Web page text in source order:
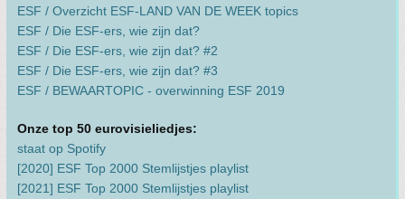
ESF / Overzicht ESF-LAND VAN DE WEEK topics
ESF / Die ESF-ers, wie zijn dat?
ESF / Die ESF-ers, wie zijn dat? #2
ESF / Die ESF-ers, wie zijn dat? #3
ESF / BEWAARTOPIC - overwinning ESF 2019
Onze top 50 eurovisieliedjes:
staat op Spotify
[2020] ESF Top 2000 Stemlijstjes playlist
[2021] ESF Top 2000 Stemlijstjes playlist